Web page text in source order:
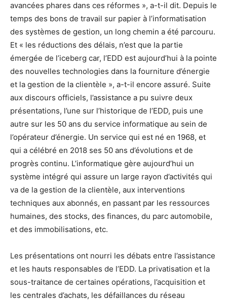
avancées phares dans ces réformes », a-t-il dit. Depuis le
temps des bons de travail sur papier à l’informatisation
des systèmes de gestion, un long chemin a été parcouru.
Et « les réductions des délais, n’est que la partie
émergée de l’iceberg car, l’EDD est aujourd’hui à la pointe
des nouvelles technologies dans la fourniture d’énergie
et la gestion de la clientèle », a-t-il encore assuré. Suite
aux discours officiels, l’assistance a pu suivre deux
présentations, l’une sur l’historique de l’EDD, puis une
autre sur les 50 ans du service informatique au sein de
l’opérateur d’énergie. Un service qui est né en 1968, et
qui a célébré en 2018 ses 50 ans d’évolutions et de
progrès continu. L’informatique gère aujourd’hui un
système intégré qui assure un large rayon d’activités qui
va de la gestion de la clientèle, aux interventions
techniques aux abonnés, en passant par les ressources
humaines, des stocks, des finances, du parc automobile,
et des immobilisations, etc.
Les présentations ont nourri les débats entre l’assistance
et les hauts responsables de l’EDD. La privatisation et la
sous-traitance de certaines opérations, l’acquisition et
les centrales d’achats, les défaillances du réseau